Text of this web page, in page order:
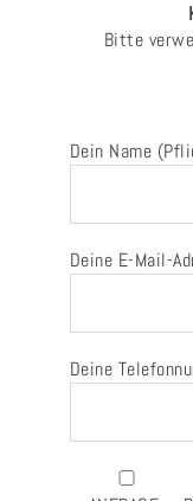
Bitte
Dein Name
Deine E-Mail-
Deine